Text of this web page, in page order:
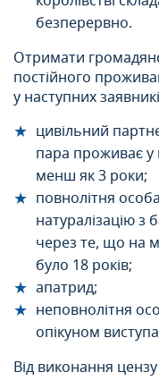
безперервно.
Отримати
постійного
у наступних
цивільний
пара проживає у
менш як 3 роки;
повнолітня
натуралізацію з
через те, що на
було 18 років;
апатрид;
неповнолітня
опікуном
Від виконання цензу